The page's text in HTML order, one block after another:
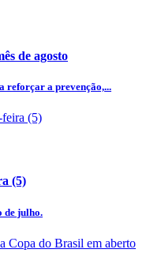
de agosto
reforçar a prevenção,...
(5)
de julho.